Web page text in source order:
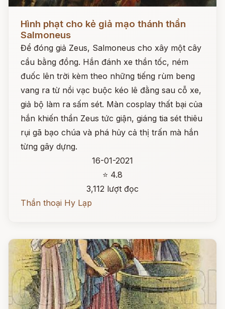
Hình phạt cho kẻ giả mạo thánh thần
Salmoneus
Để đóng giả Zeus, Salmoneus cho xây một cây
cầu bằng đồng. Hắn đánh xe thần tốc, ném
đuốc lên trời kèm theo những tiếng rùm beng
vang ra từ nồi vạc buộc kéo lê đằng sau cỗ xe,
giả bộ làm ra sấm sét. Màn cosplay thất bại của
hắn khiến thần Zeus tức giận, giáng tia sét thiêu
rụi gã bạo chúa và phá hủy cả thị trấn mà hắn
từng gây dựng.
16-01-2021
⭐ 4.8
3,112 lượt đọc
Thần thoại Hy Lạp